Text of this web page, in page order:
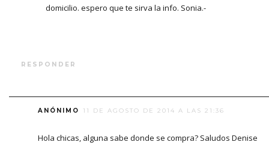
domicilio. espero que te sirva la info. Sonia.-
RESPONDER
ANÓNIMO 11 DE AGOSTO DE 2014 A LAS 21:36
Hola chicas, alguna sabe donde se compra? Saludos Denise